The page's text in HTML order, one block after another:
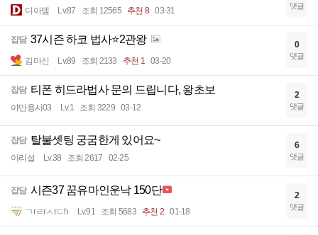
디아뎀 Lv.87 조회 12565 추천 8 03-31 댓글
잡담 37시즌 하코 법사⭐2관왕
김마신 Lv.89 조회 2133 추천 1 03-20
0
댓글
잡담 티폰 히드라법사 문의 드립니다, 왕초보
야만용사03 Lv.1 조회 3229 03-12
2
댓글
잡담 탈불셋팅 궁굼한게 있어요~
아리설 Lv.38 조회 2617 02-25
6
댓글
잡담 시즌37 꿈유마인운낙 150단
ㄱrㄹrㅅrㄷh Lv.91 조회 5683 추천 2 01-18
2
댓글